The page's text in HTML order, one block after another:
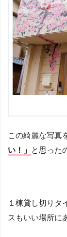
この綺麗な写真
い！」 と思った
１棟貸し切りタ
スもいい場所に